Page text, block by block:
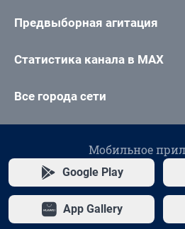
Предвыборная агитация
Статистика канала в MAX
Все города сети
Мобильное
Google Play
App Gallery